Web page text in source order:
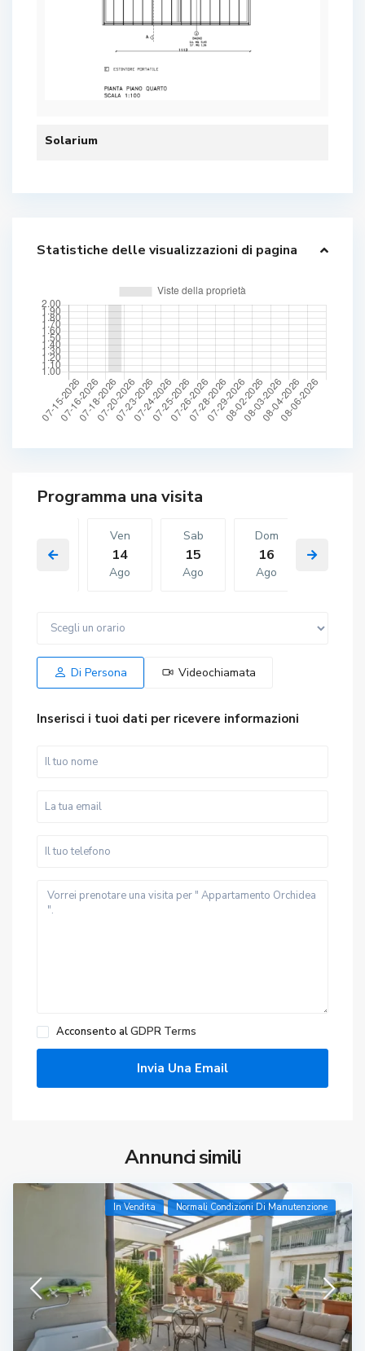
Solarium
Statistiche delle visualizzazioni di pagina
13
Ven
14
Ago
Sab
15
Ago
Dom
16
Ago
Sab Dom
Ago
Di Persona Videochiamata
Inserisci i tuoi dati per ricevere informazioni
Acconsento alGDPR Terms
Annunci simili
In Vendita Normali Condizioni Di Manutenzione